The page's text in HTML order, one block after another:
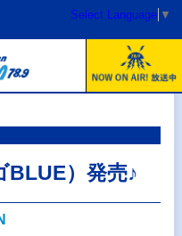
Select Language ▼
BLUE）発売♪